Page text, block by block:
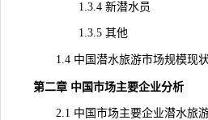
1.3.4 新潜水员
1.3.5 其他
1.4 中国潜水旅游市场规模现
第二章 中国市场主要企业分析
2.1 中国市场主要企业潜水旅游